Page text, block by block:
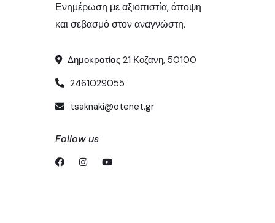
Ενημέρωση με αξιοπιστία, άποψη
και σεβασμό στον αναγνώστη.
Δημοκρατίας 21 Κοζανη, 50100
2461029055
tsaknaki@otenet.gr
Follow us